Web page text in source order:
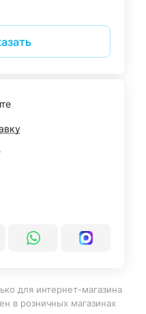
для интернет-магазина
в розничных магазинах